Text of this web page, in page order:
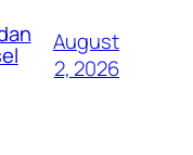
August
2, 2026